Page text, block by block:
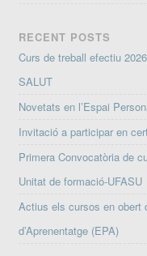
RECENT POSTS
Curs de treball efectiu
SALUT
Novetats en l’Espai
Invitació a participar en
Primera Convocatòria de
Unitat de formació-UFASU
Actius els cursos en obert
d’Aprenentatge (EPA)